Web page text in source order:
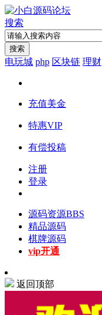
搜索
搜索
电玩城 php 区块链 理财
充值美金
特惠VIP
有偿投稿
注册
登录
源码资源BBS
精品源码
棋牌源码
vip开通
返回顶部